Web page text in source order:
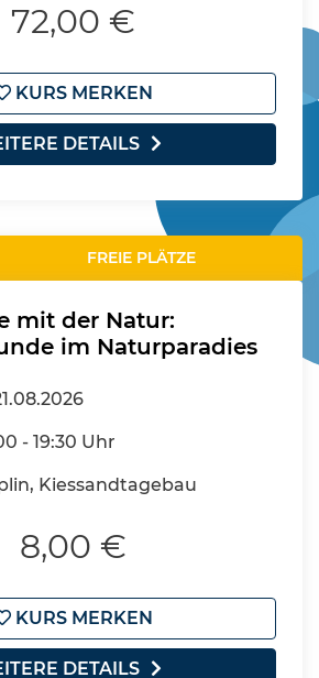
72,00 €
KURS MERKEN
DETAILS
FREIE PLÄTZE
mit der Natur:
im Naturparadies
- 19:30 Uhr
Kiessandtagebau
8,00 €
KURS MERKEN
DETAILS